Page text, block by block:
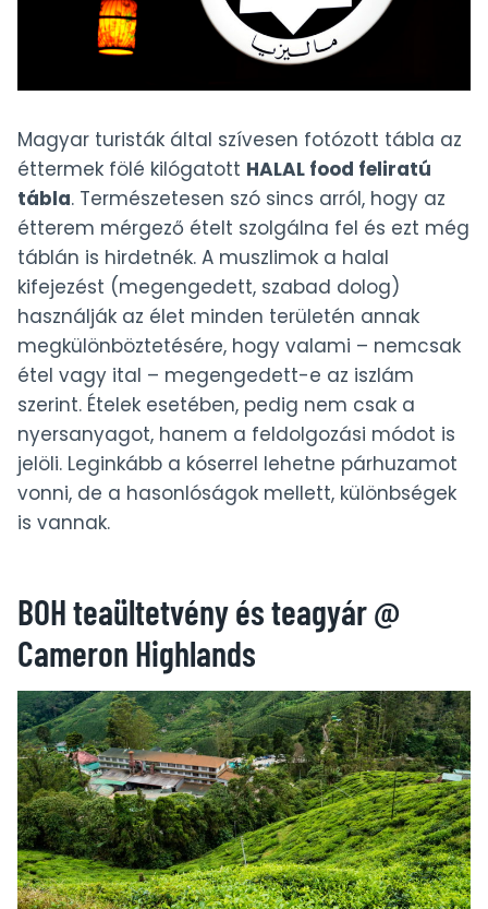
Magyar turisták által szívesen fotózott tábla az
éttermek fölé kilógatott HALAL food feliratú
tábla. Természetesen szó sincs arról, hogy az
étterem mérgező ételt szolgálna fel és ezt még
táblán is hirdetnék. A muszlimok a halal
kifejezést (megengedett, szabad dolog)
használják az élet minden területén annak
megkülönböztetésére, hogy valami – nemcsak
étel vagy ital – megengedett-e az iszlám
szerint. Ételek esetében, pedig nem csak a
nyersanyagot, hanem a feldolgozási módot is
jelöli. Leginkább a kóserrel lehetne párhuzamot
vonni, de a hasonlóságok mellett, különbségek
is vannak.
BOH teaültetvény és teagyár @
Cameron Highlands